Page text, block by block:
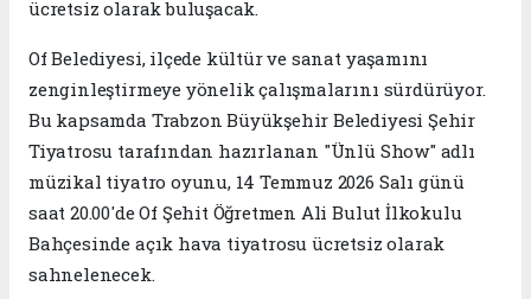
ücretsiz olarak buluşacak.
Of Belediyesi, ilçede kültür ve sanat yaşamını
zenginleştirmeye yönelik çalışmalarını sürdürüyor.
Bu kapsamda Trabzon Büyükşehir Belediyesi Şehir
Tiyatrosu tarafından hazırlanan "Ünlü Show" adlı
müzikal tiyatro oyunu, 14 Temmuz 2026 Salı günü
saat 20.00'de Of Şehit Öğretmen Ali Bulut İlkokulu
Bahçesinde açık hava tiyatrosu ücretsiz olarak
sahnelenecek.